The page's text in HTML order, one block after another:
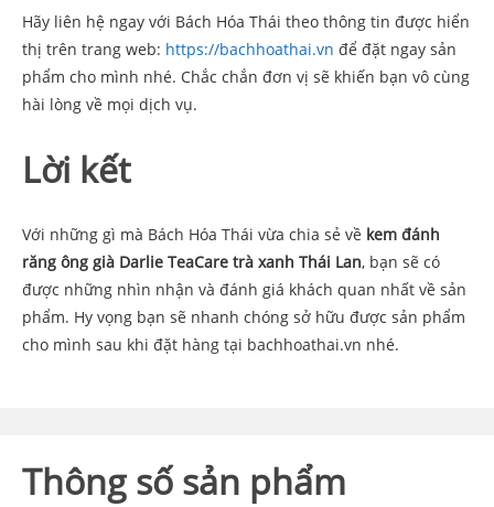
Hãy liên hệ ngay với Bách Hóa Thái theo thông tin được hiển
thị trên trang web: https://bachhoathai.vn để đặt ngay sản
phẩm cho mình nhé. Chắc chắn đơn vị sẽ khiến bạn vô cùng
hài lòng về mọi dịch vụ.
Lời kết
Với những gì mà Bách Hóa Thái vừa chia sẻ về kem đánh
răng ông già Darlie TeaCare trà xanh Thái Lan, bạn sẽ có
được những nhìn nhận và đánh giá khách quan nhất về sản
phẩm. Hy vọng bạn sẽ nhanh chóng sở hữu được sản phẩm
cho mình sau khi đặt hàng tại bachhoathai.vn nhé.
Thông số sản phẩm